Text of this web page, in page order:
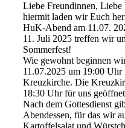
Liebe Freundinnen, Liebe
hiermit laden wir Euch
HuK-Abend am 11.07.
11. Juli 2025 treffen wir
Sommerfest!
Wie gewohnt beginnen
11.07.2025 um 19:00
Kreuzkirche. Die
18:30 Uhr für uns
Nach dem Gottesdienst
Abendessen, für das wir